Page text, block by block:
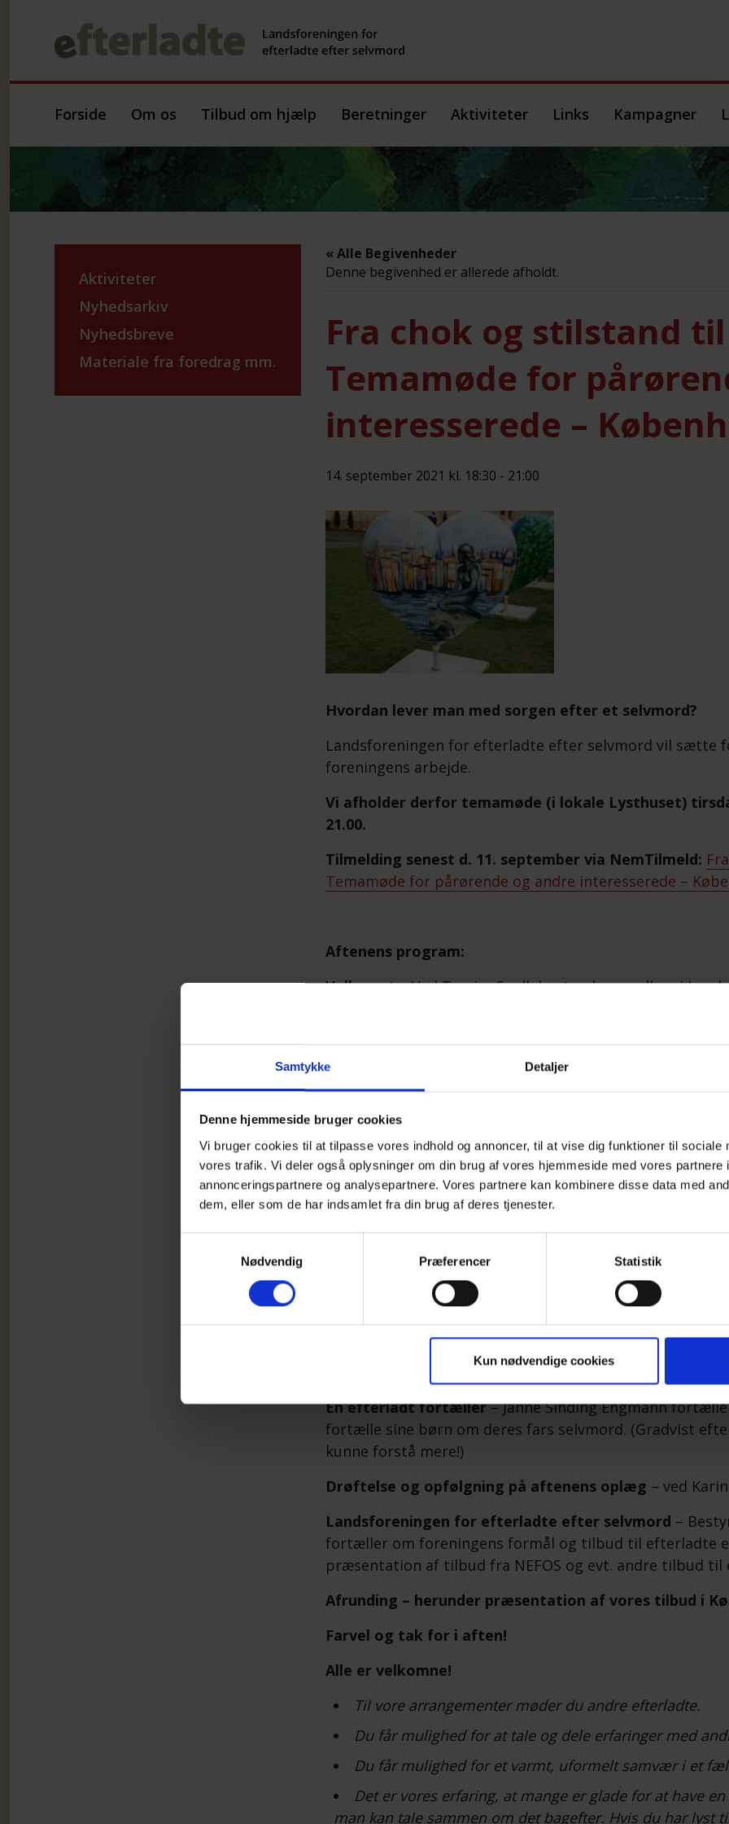
Samtykke Detaljer
Denne hjemmeside bruger cookies
Vi bruger cookies til at tilpasse vores indhold og annoncer, til at vise dig funktioner til sociale
vores trafik. Vi deler også oplysninger om din brug af vores hjemmeside med vores partnere
annonceringspartnere og analysepartnere. Vores partnere kan kombinere disse data med
dem, eller som de har indsamlet fra din brug af deres tjenester.
Nødvendig
Præferencer Statistik
Kun nødvendige cookies
Forside Om os Tilbud om hjælp Beretninger Aktiviteter Links Kampagner
« Alle Begivenheder
Denne begivenhed er allerede afholdt.
Fra chok og stilstand
Temamøde for
interesserede –
14. september 2021 kl. 18:30 - 21:00
Hvordan lever man med sorgen efter et selvmord?
Landsforeningen for efterladte efter selvmord vil sætte
foreningens arbejde.
Vi afholder derfor temamøde (i lokale Lysthuset)
21.00.
Tilmelding senest d. 11. september via NemTilmeld:
Temamøde for pårørende og andre interesserede –
Aftenens program:
Velkomst– Ved Tamira Snell, bestyrelsesmedlem i
”Fra chok og stilstand til levende liv” Oplæg med
Karin er 66 år og
gennem hele sit arbejdsliv
traume og hvad dette kan betyde
relationer og livssituationer.
Link til hjemmeside:Karin Westh Langgaard
Om oplægget:
Sorgen ved selvmord har for mange mennesker en
chok kan sætte sig i kroppens indre systemer og blokere.
chok filtret sig sammen, så det bliver svært at finde
skyldfølelser, skamfølelser, længsler og kærlighed får
Der serveres kaffe/tei grupper med tid til indbyrdes
En efterladt fortæller– Janne Sinding Engmann
fortælle sine børn om deres fars selvmord. (Gradvist
kunne forstå mere!)
Drøftelse og opfølgning på aftenens oplæg – ved
Landsforeningen for efterladte efter selvmord –
fortæller om foreningens formål og tilbud til efterladte
præsentation af tilbud fra NEFOS og evt. andre tilbud
Afrunding – herunder præsentation af vores tilbud i
Farvel og tak for i aften!
Alle er velkomne!
Til vore arrangementer møder du andre efterladte.
Du får mulighed for at tale og dele erfaringer med
Du får mulighed for et varmt, uformelt samvær i et
Det er vores erfaring, at mange er glade for at have
man kan tale sammen om det bagefter. Hvis du har lyst
Aktiviteter
Nyhedsarkiv
Nyhedsbreve
Materiale fra foredrag mm.